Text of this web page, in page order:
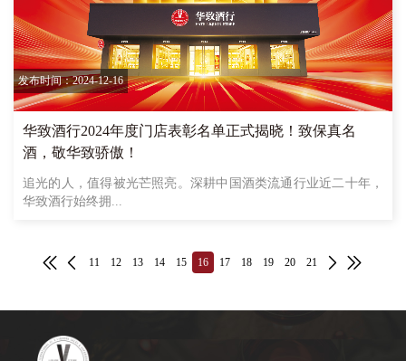
发布时间：2024-12-16
华致酒行2024年度门店表彰名单正式揭晓！致保真名
酒，敬华致骄傲！
追光的人，值得被光芒照亮。深耕中国酒类流通行业近二十年，
华致酒行始终拥...
11 12 13 14 15 16 17 18 19 20 21